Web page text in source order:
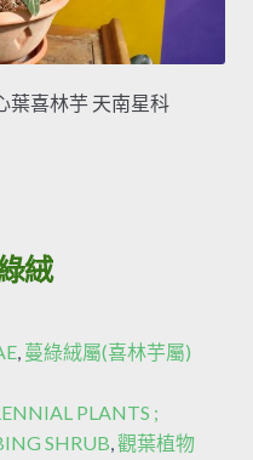
葉喜林芋 天南星科
絨
, 蔓綠絨屬(喜林芋屬)
PLANTS ;
SHRUB,觀葉植物